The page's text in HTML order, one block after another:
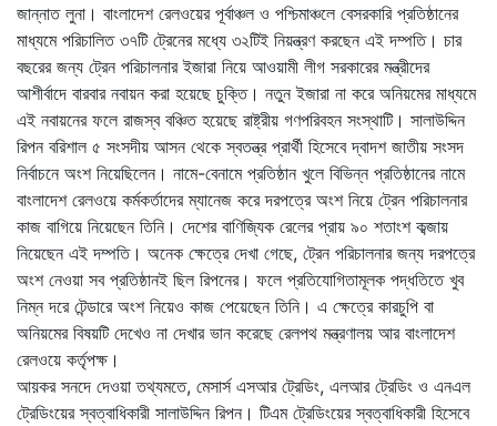
জান্নাত লুনা। বাংলাদেশ রেলওয়ের পূর্বাঞ্চল ও পশ্চিমাঞ্চলে বেসরকারি প্রতিষ্ঠানের
মাধ্যমে পরিচালিত ৩৭টি ট্রেনের মধ্যে ৩২টিই নিয়ন্ত্রণ করছেন এই দম্পতি। চার
বছরের জন্য ট্রেন পরিচালনার ইজারা নিয়ে আওয়ামী লীগ সরকারের মন্ত্রীদের
আশীর্বাদে বারবার নবায়ন করা হয়েছে চুক্তি। নতুন ইজারা না করে অনিয়মের মাধ্যমে
এই নবায়নের ফলে রাজস্ব বঞ্চিত হয়েছে রাষ্ট্রীয় গণপরিবহন সংস্থাটি। সালাউদ্দিন
রিপন বরিশাল ৫ সংসদীয় আসন থেকে স্বতন্ত্র প্রার্থী হিসেবে দ্বাদশ জাতীয় সংসদ
নির্বাচনে অংশ নিয়েছিলেন। নামে-বেনামে প্রতিষ্ঠান খুলে বিভিন্ন প্রতিষ্ঠানের নামে
বাংলাদেশ রেলওয়ে কর্মকর্তাদের ম্যানেজ করে দরপত্রে অংশ নিয়ে ট্রেন পরিচালনার
কাজ বাগিয়ে নিয়েছেন তিনি। দেশের বাণিজ্যিক রেলের প্রায় ৯০ শতাংশ কব্জায়
নিয়েছেন এই দম্পতি। অনেক ক্ষেত্রে দেখা গেছে, ট্রেন পরিচালনার জন্য দরপত্রে
অংশ নেওয়া সব প্রতিষ্ঠানই ছিল রিপনের। ফলে প্রতিযোগিতামূলক পদ্ধতিতে খুব
নিম্ন দরে টেন্ডারে অংশ নিয়েও কাজ পেয়েছেন তিনি। এ ক্ষেত্রে কারচুপি বা
অনিয়মের বিষয়টি দেখেও না দেখার ভান করেছে রেলপথ মন্ত্রণালয় আর বাংলাদেশ
রেলওয়ে কর্তৃপক্ষ।
আয়কর সনদে দেওয়া তথ্যমতে, মেসার্স এসআর ট্রেডিং, এলআর ট্রেডিং ও এনএল
ট্রেডিংয়ের স্বত্বাধিকারী সালাউদ্দিন রিপন। টিএম ট্রেডিংয়ের স্বত্বাধিকারী হিসেবে